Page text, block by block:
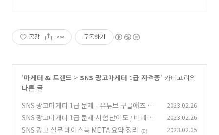
공감 구독하기
'마케터 & 트랜드 > SNS 광고마케터 1급 자격증' 카테고리의
다른 글
SNS 광고마케터 1급 문제 - 유튜브 구글애즈 예
상 문제
(0)
2023.02.26
SNS 광고마케터 1급 문제 시험 난이도 / 비대면
검정 후기 / 페이스북 META 관련 예상 문제
(0)
2023.02.26
SNS 광고 실무 페이스북 META 요약 정리 (0) 2023.02.05